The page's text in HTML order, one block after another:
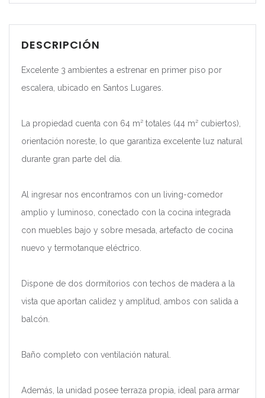
DESCRIPCIÓN
Excelente 3 ambientes a estrenar en primer piso por
escalera, ubicado en Santos Lugares.
La propiedad cuenta con 64 m² totales (44 m² cubiertos),
orientación noreste, lo que garantiza excelente luz natural
durante gran parte del día.
Al ingresar nos encontramos con un living-comedor
amplio y luminoso, conectado con la cocina integrada
con muebles bajo y sobre mesada, artefacto de cocina
nuevo y termotanque eléctrico.
Dispone de dos dormitorios con techos de madera a la
vista que aportan calidez y amplitud, ambos con salida a
balcón.
Baño completo con ventilación natural.
Además, la unidad posee terraza propia, ideal para armar